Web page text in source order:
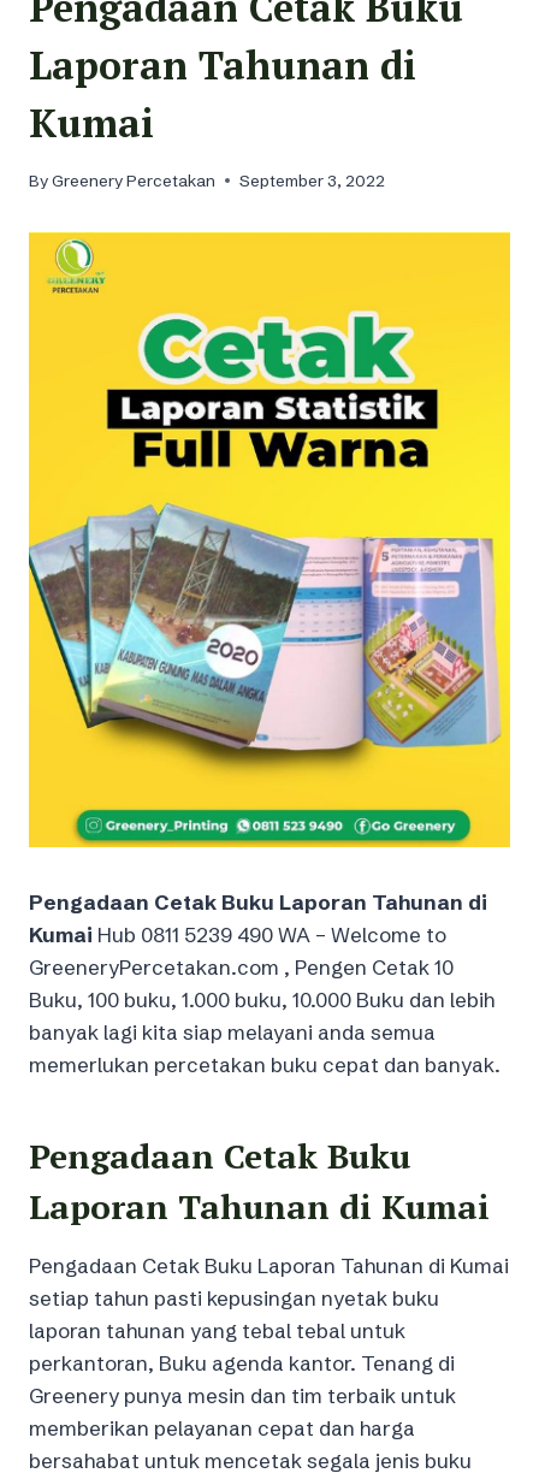
Laporan Tahunan di
Kumai
ByGreenery Percetakan September 3, 2022
Pengadaan Cetak Buku Laporan Tahunan di
Kumai Hub 0811 5239 490 WA – Welcome to
GreeneryPercetakan.com , Pengen Cetak 10
Buku, 100 buku, 1.000 buku, 10.000 Buku dan lebih
banyak lagi kita siap melayani anda semua
memerlukan percetakan buku cepat dan banyak.
Pengadaan Cetak Buku
Laporan Tahunan di Kumai
Pengadaan Cetak Buku Laporan Tahunan di Kumai
setiap tahun pasti kepusingan nyetak buku
laporan tahunan yang tebal tebal untuk
perkantoran, Buku agenda kantor. Tenang di
Greenery punya mesin dan tim terbaik untuk
memberikan pelayanan cepat dan harga
bersahabat untuk mencetak segala jenis buku